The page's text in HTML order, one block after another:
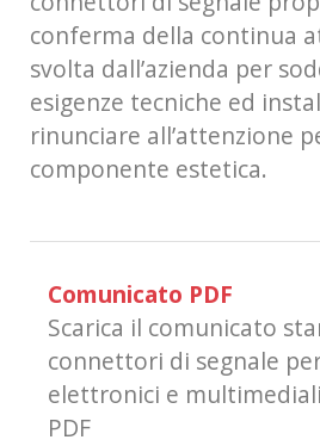
conferma della continua
svolta dall’azienda per
esigenze tecniche ed
rinunciare all’attenzione
componente estetica.
Comunicato PDF
Scarica il comunicato
connettori di segnale
elettronici e
PDF